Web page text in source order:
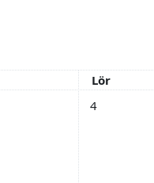
Lördag
Lör
fredag, 3 november
Inga
4